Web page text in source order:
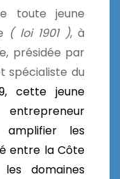
toute jeune
( loi 1901 ), à
présidée par
spécialiste du
cette jeune
les
entre la Côte
domaines